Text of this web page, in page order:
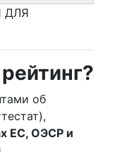
ДЛЯ
об
ЕС, ОЭСР и